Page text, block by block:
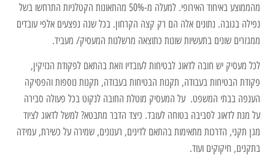
מהממוצע באיחוד האירופי. למעלה מ-50% מהתאונות הקטלניות התרחשו בשל
נפילה בגובה. נתונים אלה הם רק קצה הקרחון. בכל שנה נפצעים אלפי עובדים
ממגזרים שונים בתעשיות שונות כתוצאה מרשלנות המעסיק/ מעביד.
לכל מעסיק יש חובה לדאוג לבטיחות לעובדיו וזאת בהתאם לפקודת הנזיקין,
פקודת הבטיחות בעבודה, תקנות הבטיחות בעבודה, תקנות נוספות והפסיקה
הענפה בבתי המשפט. על המעסיק מוטלת החובה לנקוט בכל פעולה סבירה
על מנת לדאוג לסביבה בטוחה לעובד. כיצד הדבר מתבטא? למשל לדאוג לציוד
מגן תקני, הדרכות מתאימות בהתאם לדינים, רענונים, שמירה על כשירת, עמידה
בתקנים, חיקוקים ועוד.